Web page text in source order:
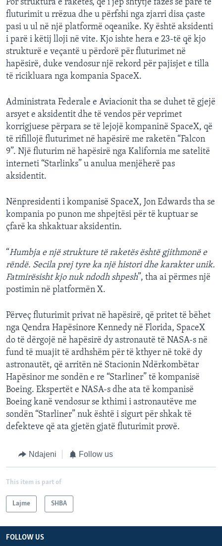
Por struktura e raketës, që i jep shtytje fazës së parë të
fluturimit u rrëzua dhe u përfshi nga zjarri disa çaste
pasi u ul në një platformë oqeanike. Ky është aksidenti
i parë i këtij lloji në vite. Kjo ishte hera e 23-të që kjo
strukturë e veçantë u përdorë për fluturimet në
hapësirë, duke vendosur një rekord për pajisjet e tilla
të ricikluara nga kompania SpaceX.
Administrata Federale e Aviacionit tha se duhet të gjejë
arsyet e aksidentit dhe të vendos për veprimet
korrigjuese përpara se të lejojë kompaninë SpaceX, që
të rifillojë fluturimet në hapësirë me raketën “Falcon
9”. Një fluturim në hapësirë nga Kalifornia me satelitë
interneti “Starlinks” u anulua menjëherë pas
aksidentit.
Nënpresidenti i kompanisë SpaceX, Jon Edwards tha se
kompania po punon me shpejtësi për të kuptuar se
çfarë ka shkaktuar aksidentin.
“Humbja e një strukture të raketës është gjithmonë e
rëndë. Secila prej tyre ka një histori dhe karakter unik.
Fatmirësisht kjo nuk ndodh shpesh”, tha ai përmes një
postimin në platformën X.
Përveç fluturimit privat në hapësirë, që pritet të bëhet
nga Qendra Hapësinore Kennedy në Florida, SpaceX
do të dërgojë në hapësirë dy astronautë të NASA-s në
fund të muajit të ardhshëm për të kthyer në tokë dy
astronautët, që arritën në Stacionin Ndërkombëtar
Hapësinor me sondën e re “Starliner” të kompanisë
Boeing. Ekspertët e NASA-s dhe ata të kompanisë
Boeing kanë vendosur se kthimi i astronautëve me
sondën “Starliner” nuk është i sigurt për shkak të
defekteve që ata gjetën gjatë fluturimit provë.
Ndajeni Follow us
This item is part of
Lajme SHBA
FOLLOW US